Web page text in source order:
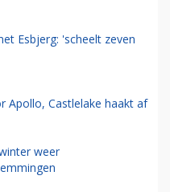
Esbjerg: 'scheelt zeven
Apollo, Castlelake haakt af
weer